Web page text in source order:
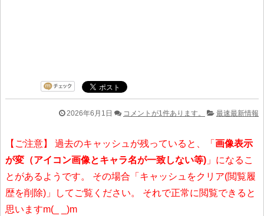
2026年6月1日 コメントが1件あります。 最速最新情報
【ご注意】 過去のキャッシュが残っていると、「 画像表示
が変（アイコン画像とキャラ名が一致しない等) 」になるこ
とがあるようです。 その場合「キャッシュをクリア(閲覧履
歴を削除)」してご覧ください。 それで正常に閲覧できると
思いますm(_ _)m